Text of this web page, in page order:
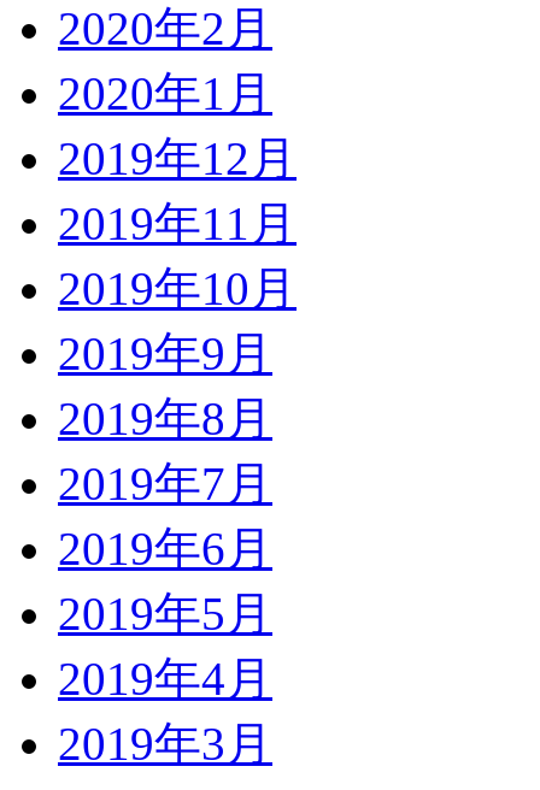
2020年2月
2020年1月
2019年12月
2019年11月
2019年10月
2019年9月
2019年8月
2019年7月
2019年6月
2019年5月
2019年4月
2019年3月